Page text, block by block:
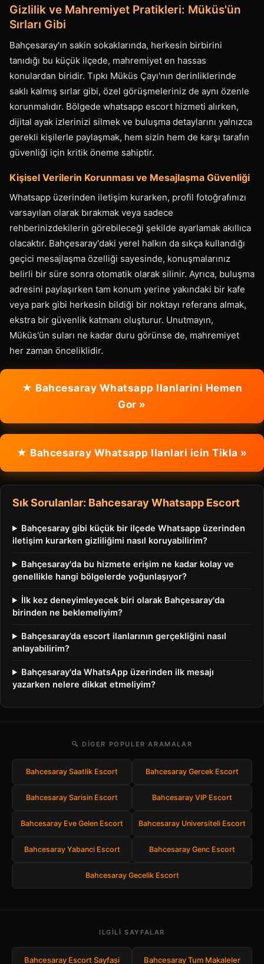
Gizlilik ve Mahremiyet Pratikleri: Müküs'ün
Sırları Gibi
Bahçesaray'ın sakin sokaklarında, herkesin birbirini
tanıdığı bu küçük ilçede, mahremiyet en hassas
konulardan biridir. Tıpkı Müküs Çayı'nın derinliklerinde
saklı kalmış sırlar gibi, özel görüşmeleriniz de aynı özenle
korunmalıdır. Bölgede whatsapp escort hizmeti alırken,
dijital ayak izlerinizi silmek ve buluşma detaylarını yalnızca
gerekli kişilerle paylaşmak, hem sizin hem de karşı tarafın
güvenliği için kritik öneme sahiptir.
Kişisel Verilerin Korunması ve Mesajlaşma Güvenliği
Whatsapp üzerinden iletişim kurarken, profil fotoğrafınızı
varsayılan olarak bırakmak veya sadece
rehberinizdekilerin görebileceği şekilde ayarlamak akıllıca
olacaktır. Bahçesaray'daki yerel halkın da sıkça kullandığı
geçici mesajlaşma özelliği sayesinde, konuşmalarınız
belirli bir süre sonra otomatik olarak silinir. Ayrıca, buluşma
adresini paylaşırken tam konum yerine yakındaki bir kafe
veya park gibi herkesin bildiği bir noktayı referans almak,
ekstra bir güvenlik katmanı oluşturur. Unutmayın,
Müküs'ün suları ne kadar duru görünse de, mahremiyet
her zaman önceliklidir.
★ Bahcesaray Whatsapp Ilanlarini Hemen
Gor »
★ Bahcesaray Whatsapp Ilanlari icin Tikla »
Sık Sorulanlar: Bahcesaray Whatsapp Escort
Bahçesaray gibi küçük bir ilçede Whatsapp üzerinden
iletişim kurarken gizliliğimi nasıl koruyabilirim?
Bahçesaray'da bu hizmete erişim ne kadar kolay ve
genellikle hangi bölgelerde yoğunlaşıyor?
İlk kez deneyimleyecek biri olarak Bahçesaray'da
birinden ne beklemeliyim?
Bahçesaray’da escort ilanlarının gerçekliğini nasıl
anlayabilirim?
Bahçesaray'da WhatsApp üzerinden ilk mesajı
yazarken nelere dikkat etmeliyim?
🔍 DIGER POPULER ARAMALAR
Bahcesaray Saatlik Escort Bahcesaray Gercek Escort
Bahcesaray Sarisin Escort Bahcesaray VIP Escort
Bahcesaray Eve Gelen Escort Bahcesaray Universiteli Escort
Bahcesaray Yabanci Escort Bahcesaray Genc Escort
Bahcesaray Gecelik Escort
ILGILI SAYFALAR
Bahcesaray Escort Sayfasi Bahcesaray Tum Makaleler